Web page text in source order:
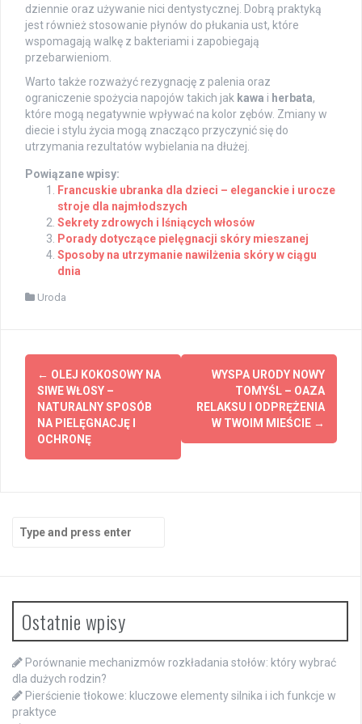
dziennie oraz używanie nici dentystycznej. Dobrą praktyką
jest również stosowanie płynów do płukania ust, które
wspomagają walkę z bakteriami i zapobiegają
przebarwieniom.
Warto także rozważyć rezygnację z palenia oraz
ograniczenie spożycia napojów takich jak kawa i herbata,
które mogą negatywnie wpływać na kolor zębów. Zmiany w
diecie i stylu życia mogą znacząco przyczynić się do
utrzymania rezultatów wybielania na dłużej.
Powiązane wpisy:
Francuskie ubranka dla dzieci – eleganckie i urocze
stroje dla najmłodszych
Sekrety zdrowych i lśniących włosów
Porady dotyczące pielęgnacji skóry mieszanej
Sposoby na utrzymanie nawilżenia skóry w ciągu
dnia
Uroda
Post
navigation
← OLEJ KOKOSOWY NA
SIWE WŁOSY –
NATURALNY SPOSÓB
NA PIELĘGNACJĘ I
OCHRONĘ
WYSPA URODY NOWY
TOMYŚL – OAZA
RELAKSU I ODPRĘŻENIA
W TWOIM MIEŚCIE →
for:
Ostatnie wpisy
Porównanie mechanizmów rozkładania stołów: który wybrać
dla dużych rodzin?
Pierścienie tłokowe: kluczowe elementy silnika i ich funkcje w
praktyce